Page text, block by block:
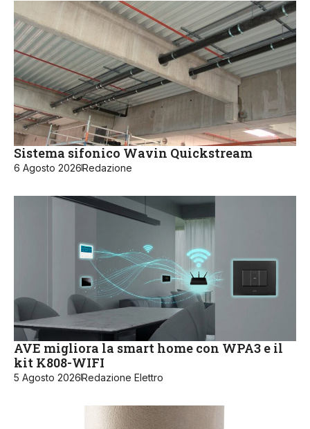
Sistema sifonico Wavin Quickstream
6 Agosto 2026Redazione
AVE migliora la smart home con WPA3 e il
kit K808-WIFI
5 Agosto 2026Redazione Elettro